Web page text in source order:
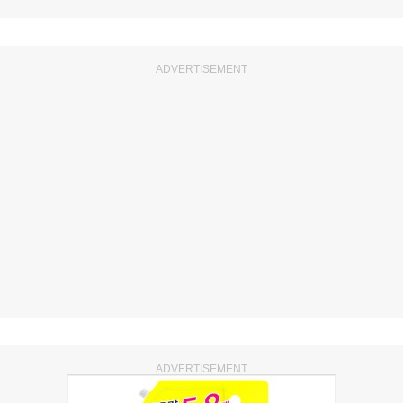
ADVERTISEMENT
ADVERTISEMENT